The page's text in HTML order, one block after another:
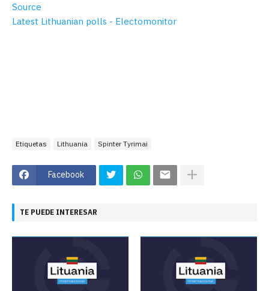
Source
Latest Lithuanian polls - Electomonitor
Etiquetas Lithuania Spinter Tyrimai
Facebook
TE PUEDE INTERESAR